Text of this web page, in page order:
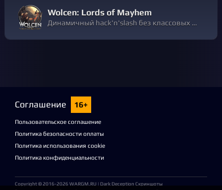
Wolcen: Lords of Mayhem
Динамичный hack'n'slash без классовых ограничений. Выберите свой путь по мере повышения уровня и играйте своим персонажем так, как хотите! Исследуйте этот разрушенный и испорченный мир, чтобы раскрыть его древние секреты и скрытые истины.
Соглашение 16+
Пользовательское соглашение
Политика безопасности оплаты
Политика использования cookie
Политика конфиденциальности
Copyright © 2016-2026 WARGM.RU | Dark Deception Скриншоты